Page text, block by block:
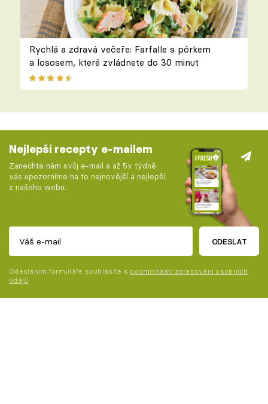
Rychlá a zdravá večeře: Farfalle s pórkem
a lososem, které zvládnete do 30 minut
Nejlepší recepty e-mailem
Zanechte nám svůj e-mail a až 5x týdně
vás upozorníme na to nejnovější a nejlepší
z našeho webu.
ODESLAT
Odesláním formuláře souhlasíte s podmínkami zpracování osobních
údajů